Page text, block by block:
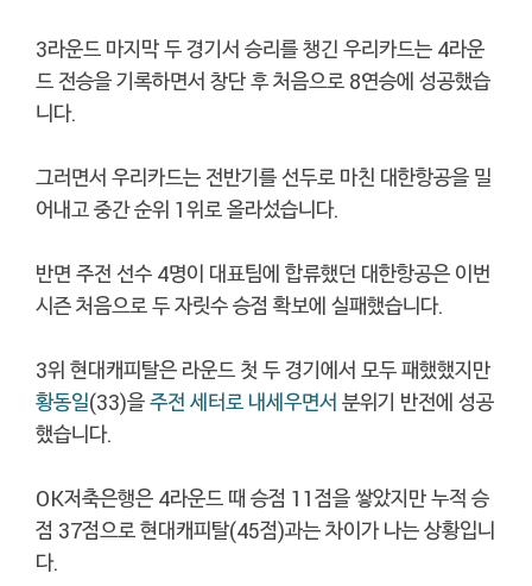
3라운드 마지막 두 경기서 승리를 챙긴 우리카드는 4라운
드 전승을 기록하면서 창단 후 처음으로 8연승에 성공했습
니다.
그러면서 우리카드는 전반기를 선두로 마친 대한항공을 밀
어내고 중간 순위 1위로 올라섰습니다.
반면 주전 선수 4명이 대표팀에 합류했던 대한항공은 이번
시즌 처음으로 두 자릿수 승점 확보에 실패했습니다.
3위 현대캐피탈은 라운드 첫 두 경기에서 모두 패했했지만
황동일(33)을주전 세터로 내세우면서 분위기 반전에 성공
했습니다.
OK저축은행은 4라운드 때 승점 11점을 쌓았지만 누적 승
점 37점으로 현대캐피탈(45점)과는 차이가 나는 상황입니
다.